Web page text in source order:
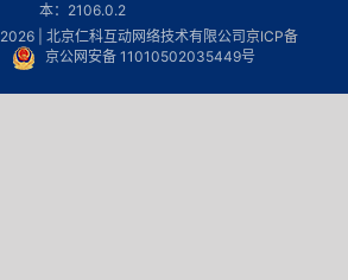
本：2106.0.2
2026 | 北京仁科互动网络技术有限公司京ICP备
京公网安备 11010502035449号